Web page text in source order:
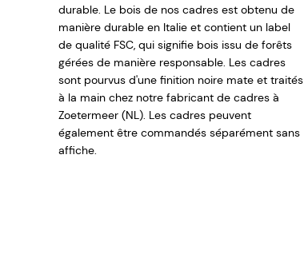
durable. Le bois de nos cadres est obtenu de
manière durable en Italie et contient un label
de qualité FSC, qui signifie bois issu de forêts
gérées de manière responsable. Les cadres
sont pourvus d'une finition noire mate et traités
à la main chez notre fabricant de cadres à
Zoetermeer (NL). Les cadres peuvent
également être commandés séparément sans
affiche.